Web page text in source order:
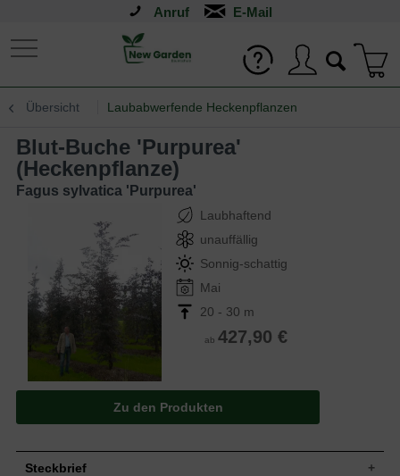
Anruf
Übersicht Laubabwerfende Heckenpflanzen
Blut-Buche 'Purpurea'
(Heckenpflanze)
Fagus sylvatica 'Purpurea'
Laubhaftend
unauffällig
Sonnig-schattig
Mai
20 - 30 m
ab 427,90 €
Zu den Produkten
Steckbrief